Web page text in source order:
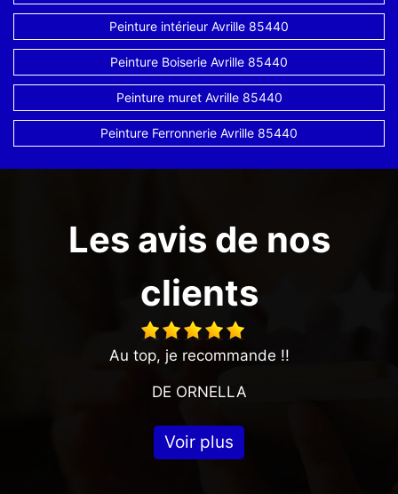
Peinture intérieur Avrille 85440
Peinture Boiserie Avrille 85440
Peinture muret Avrille 85440
Peinture Ferronnerie Avrille 85440
Les avis de nos
clients
Au top, je recommande !!
DE ORNELLA
Voir plus